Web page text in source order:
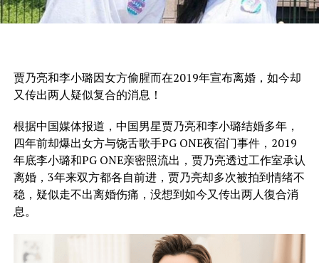
贾乃亮和李小璐因女方偷腥而在2019年宣布离婚，如今却
又传出两人疑似复合的消息！
根据中国媒体报道，中国男星贾乃亮和李小璐结婚多年，
四年前却爆出女方与饶舌歌手PG ONE夜宿门事件，2019
年底李小璐和PG ONE亲密照流出，贾乃亮透过工作室承认
离婚，3年来双方都各自前进，贾乃亮却多次被拍到情绪不
稳，疑似走不出离婚伤痛，没想到如今又传出两人復合消
息。